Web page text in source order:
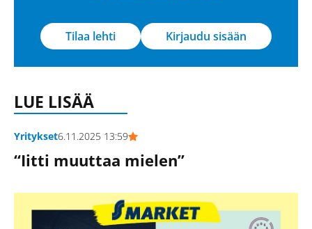
Tilaa lehti Kirjaudu sisään
LUE LISÄÄ
Yritykset6.11.2025 13:59
“Iitti muuttaa mielen”